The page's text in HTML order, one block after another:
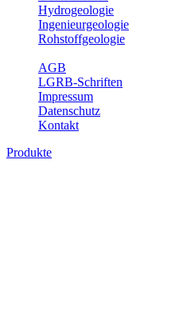
Hydrogeologie
Ingenieurgeologie
Rohstoffgeologie
AGB
LGRB-Schriften
Impressum
Datenschutz
Kontakt
Produkte